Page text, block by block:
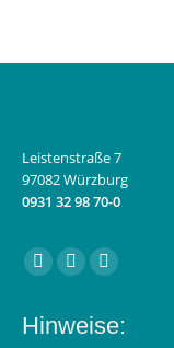
Leistenstraße 7
97082 Würzburg
0931 32 98 70-0
Finden Sie uns auf:
Facebook
opens
Instagram
opens
E-
page
Hinweise: